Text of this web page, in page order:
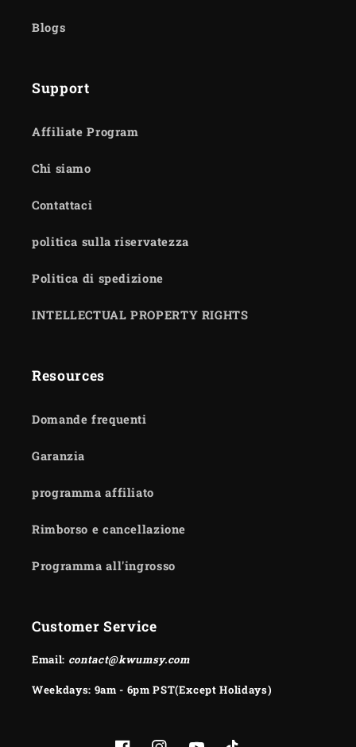
Blogs
Support
Affiliate Program
Chi siamo
Contattaci
politica sulla riservatezza
Politica di spedizione
INTELLECTUAL PROPERTY RIGHTS
Resources
Domande frequenti
Garanzia
programma affiliato
Rimborso e cancellazione
Programma all'ingrosso
Customer Service
Email: contact@kwumsy.com
Weekdays: 9am - 6pm PST(Except Holidays)